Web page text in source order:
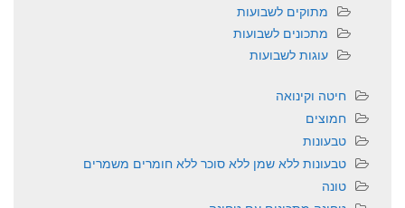
מתוקים לשבועות
מתכונים לשבועות
עוגות לשבועות
חיטה וקינואה
חמוצים
טבעונות
טבעונות ללא שמן ללא סוכר ללא חומרים משמרים
טונה